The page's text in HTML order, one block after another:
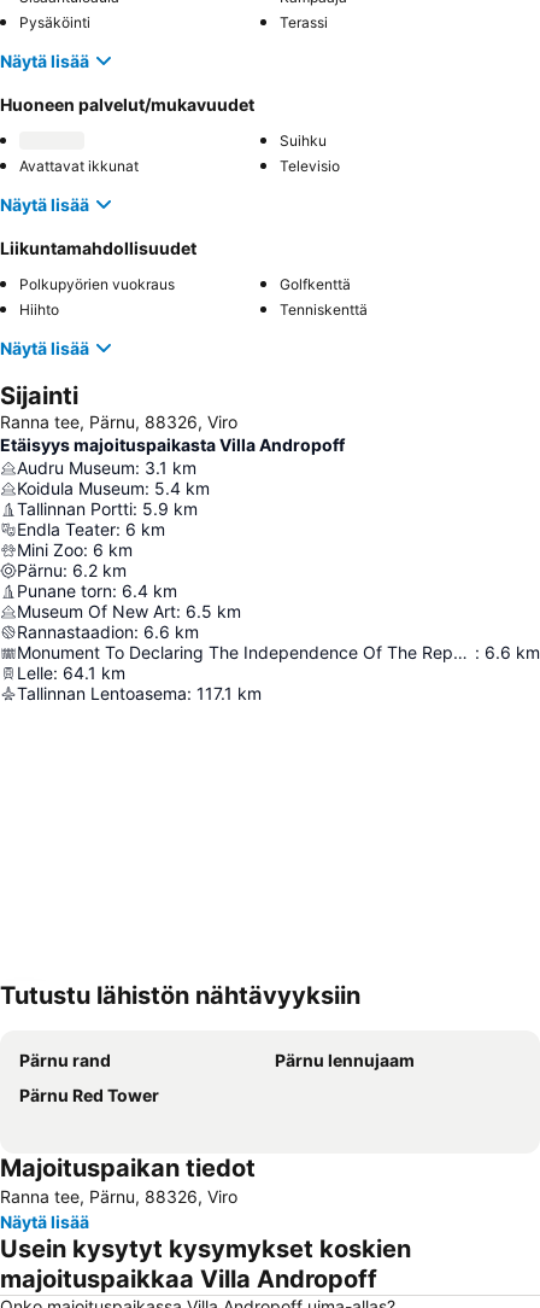
Pysäköinti
Terassi
Näytä lisää
Huoneen palvelut/mukavuudet
Suihku
Avattavat ikkunat
Televisio
Näytä lisää
Liikuntamahdollisuudet
Polkupyörien vuokraus
Golfkenttä
Hiihto
Tenniskenttä
Näytä lisää
Sijainti
Ranna tee, Pärnu, 88326, Viro
Etäisyys majoituspaikasta Villa Andropoff
Audru Museum: 3.1 km
Koidula Museum: 5.4 km
Tallinnan Portti: 5.9 km
Endla Teater: 6 km
Mini Zoo: 6 km
Pärnu: 6.2 km
Punane torn: 6.4 km
Museum Of New Art: 6.5 km
Rannastaadion: 6.6 km
Monument To Declaring The Independence Of The Republic Of Estonia : 6.6 km
Lelle: 64.1 km
Tallinnan Lentoasema: 117.1 km
Tutustu lähistön nähtävyyksiin
Pärnu rand
Pärnu lennujaam
Pärnu Red Tower
Majoituspaikan tiedot
Ranna tee, Pärnu, 88326, Viro
Näytä lisää
Usein kysytyt kysymykset koskien
majoituspaikkaa Villa Andropoff